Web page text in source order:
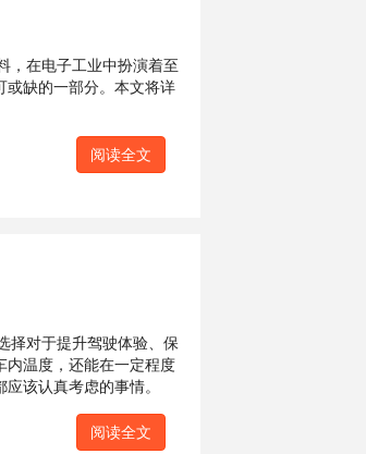
，在电子工业中扮演着至
或缺的一部分。本文将详
阅读全文
择对于提升驾驶体验、保
内温度，还能在一定程度
该认真考虑的事情。
阅读全文